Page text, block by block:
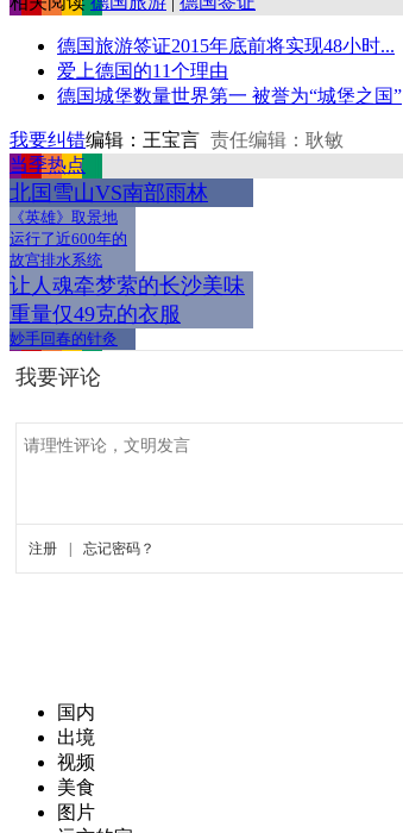
德国旅游签证2015年底前将实现48小时...
爱上德国的11个理由
德国城堡数量世界第一 被誉为“城堡之国”
我要纠错编辑：王宝言 责任编辑：耿敏
当季热点
北国雪山VS南部雨林
《英雄》取景地
运行了近600年的
故宫排水系统
让人魂牵梦萦的长沙美味
重量仅49克的衣服
妙手回春的针灸
国内
出境
视频
美食
图片